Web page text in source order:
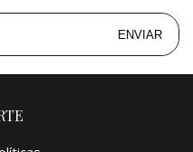
ENVIAR